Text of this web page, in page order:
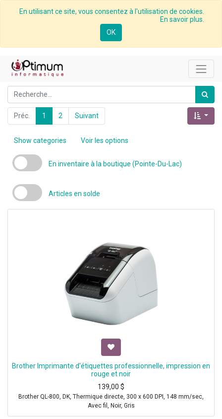
En utilisant ce site, vous consentez à l'utilisation de cookies.
En savoir plus.
OK
Préc. 1 2 Suivant
Show categories Voir les options
En inventaire à la boutique (Pointe-Du-Lac)
Articles en solde
Brother Imprimante d'étiquettes professionnelle, impression en
rouge et noir
139,00 $
Brother QL-800, DK, Thermique directe, 300 x 600 DPI, 148 mm/sec,
Avec fil, Noir, Gris